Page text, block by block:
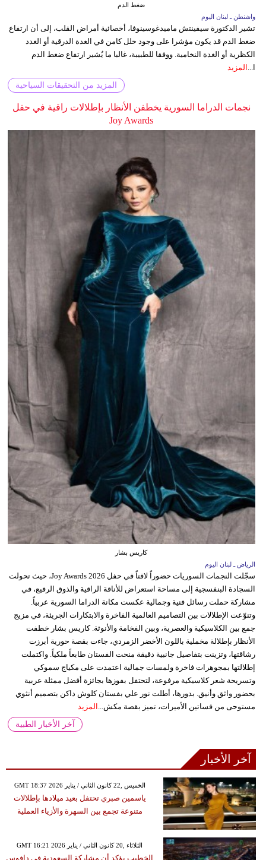
ضغط الدم
واشنطن ـ لبنان اليوم
تشير الدكتورة سيفينتش ماميدغوسينوفا، أخصائية أمراض القلب، إلى أن ارتفاع
ضغط الدم قد يكون مؤشرا على وجود خلل كامن في الغدة الدرقية أو الغدد
الكظرية أو الغدة النخامية. ووفقا للطبيبة، غالبا ما يُشير ارتفاع ضغط الدم
ا... المزيد
المزيد من التحقيقات السياحية
نجمات الدراما السورية يخطفن الأنظار بإطلالات راقية في حفل
Joy Awards
كاريس بشار
الرياض ـ لبنان اليوم
سجّلت النجمات السوريات حضوراً لافتاً في حفل Joy Awards 2026، حيث تحولت
السجادة البنفسجية إلى مساحة استعراض للأناقة الراقية والذوق الرفيع، في
مشاركة حملت رسائل فنية وجمالية عكست مكانة الدراما السورية عربياً.
وتنوّعت الإطلالات بين التصاميم العالمية الفاخرة والابتكارات الجريئة، في مزيج
جمع بين الكلاسيكية والعصرية، وبين الفخامة والأنوثة. كاريس بشار خطفت
الأنظار بإطلالة مخملية باللون الأخضر الزمردي، جاءت بقصة حورية أبرزت
رشاقتها، وتزينت بتفاصيل جانبية دقيقة منحت الفستان طابعاً ملكياً. واكتملت
إطلالتها بمجوهرات فاخرة ولمسات جمالية اعتمدت على مكياج سموكي
وتسريحة شعر كلاسيكية مرفوعة، لتحتفل بفوزها بجائزة أفضل ممثلة عربية
بحضور واثق وأنيق. بدورها، أطلت نور علي بفستان كلوش داكن بتصميم أنثوي
مستوحى من فساتين الأميرات، تميز بقصة مكش... المزيد
آخر الأخبار الطبية
آخر الأخبار
GMT 18:37 2026 الخميس ,22 كانون الثاني / يناير
ياسمين صبري تحتفل بعيد ميلادها بإطلالات
متنوعة تجمع بين السهرة والأزياء العملية
GMT 16:21 2026 الثلاثاء ,20 كانون الثاني / يناير
الخطيب يؤكد أن مشاركة السعودية في دافوس